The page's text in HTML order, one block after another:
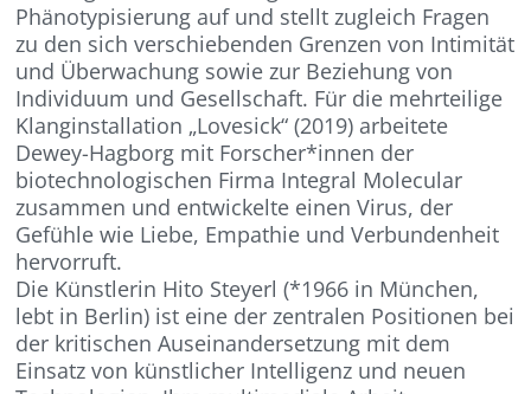
Phänotypisierung auf und stellt zugleich Fragen
zu den sich verschiebenden Grenzen von Intimität
und Überwachung sowie zur Beziehung von
Individuum und Gesellschaft. Für die mehrteilige
Klanginstallation „Lovesick“ (2019) arbeitete
Dewey-Hagborg mit Forscher*innen der
biotechnologischen Firma Integral Molecular
zusammen und entwickelte einen Virus, der
Gefühle wie Liebe, Empathie und Verbundenheit
hervorruft.
Die Künstlerin Hito Steyerl (*1966 in München,
lebt in Berlin) ist eine der zentralen Positionen bei
der kritischen Auseinandersetzung mit dem
Einsatz von künstlicher Intelligenz und neuen